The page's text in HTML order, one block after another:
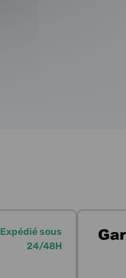
Expédié sous
24/48H